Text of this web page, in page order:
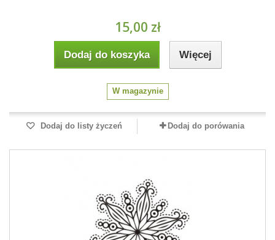
15,00 zł
Dodaj do koszyka Więcej
W magazynie
Dodaj do listy życzeń Dodaj do porówania